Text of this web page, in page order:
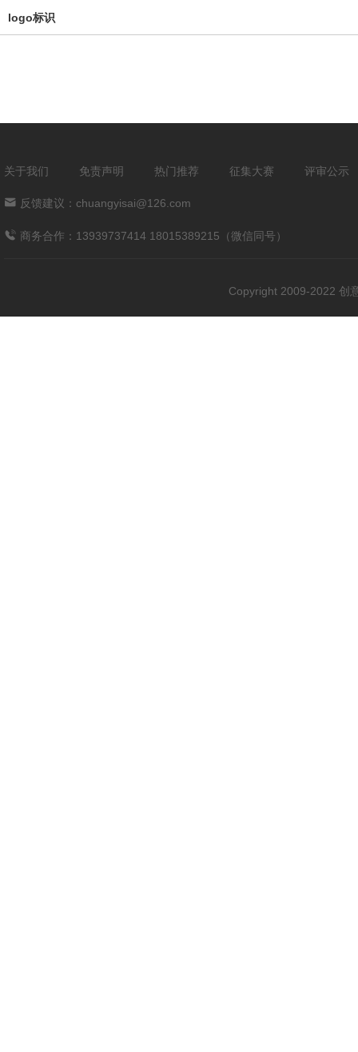
logo标识
关于我们 免责声明 热门推荐 征集大赛 评审公示
反馈建议：chuangyisai@126.com
商务合作：13939737414 18015389215（微信同号）
Copyright 2009-2022 创